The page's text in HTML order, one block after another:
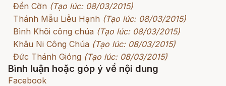
Đền Cờn (Tạo lúc: 08/03/2015)
Thánh Mẫu Liễu Hạnh (Tạo lúc: 08/03/2015)
Bình Khôi công chúa (Tạo lúc: 08/03/2015)
Khâu Ni Công Chúa (Tạo lúc: 08/03/2015)
Đức Thánh Gióng (Tạo lúc: 08/03/2015)
Bình luận hoặc góp ý về nội dung
Facebook